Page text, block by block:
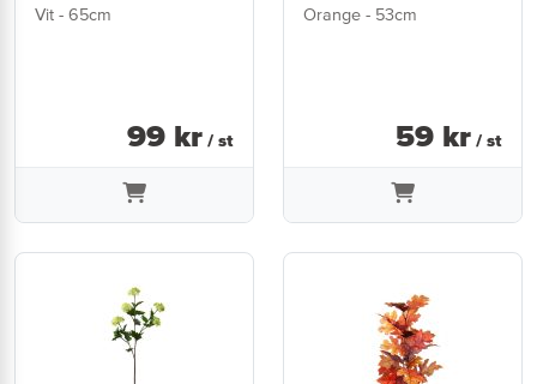
Vit - 65cm
99 kr / st
Orange - 53cm
59 kr / st